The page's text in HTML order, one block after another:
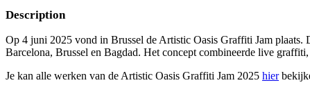
Description
Op 4 juni 2025 vond in Brussel de Artistic Oasis Graffiti Jam
Barcelona, Brussel en Bagdad. Het concept combineerde live
Je kan alle werken van de Artistic Oasis Graffiti Jam 2025 hier